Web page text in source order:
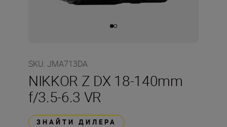
SKU: JMA713DA
NIKKOR Z DX 18-140mm
f/3.5-6.3 VR
ЗНАЙТИ ДИЛЕРА